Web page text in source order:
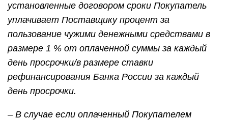
установленные договором сроки Покупатель
уплачивает Поставщику процент за
пользование чужими денежными средствами в
размере 1 % от оплаченной суммы за каждый
день просрочки/в размере ставки
рефинансирования Банка России за каждый
день просрочки.
– В случае если оплаченный Покупателем